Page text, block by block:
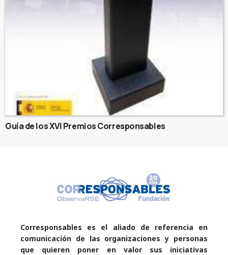
Guía de los XVI Premios Corresponsables
Corresponsables es el aliado de referencia en
comunicación de las organizaciones y personas
que quieren poner en valor sus iniciativas